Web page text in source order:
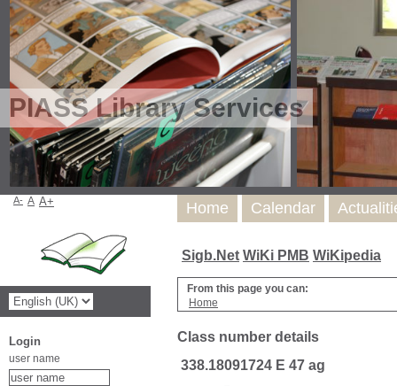
PIASS Library Services
Sigb.Net WiKi PMB WiKipedia
From this page you can:
Home
Class number details
338.18091724 E 47 ag
Home Calendar
A- A A+
Login
user name